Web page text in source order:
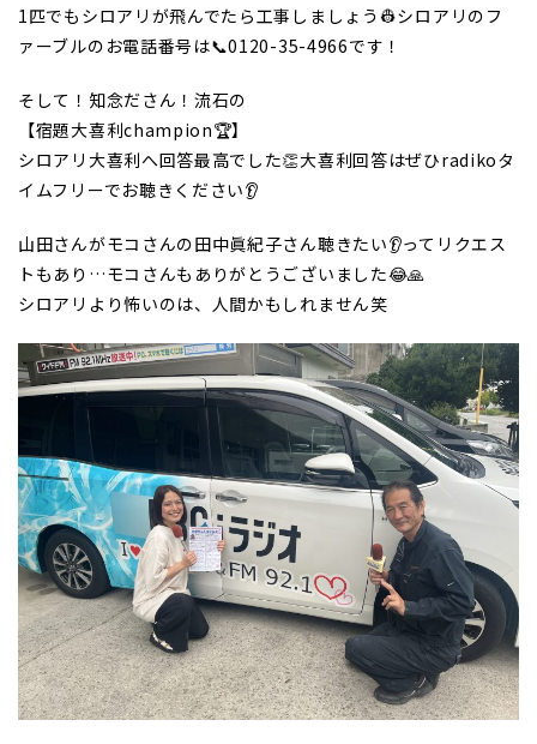
1匹でもシロアリが飛んでたら工事しましょう👷シロアリのフ
ァーブルのお電話番号は📞0120-35-4966です！
そして！知念ださん！流石の
【宿題大喜利champion🏆】
シロアリ大喜利へ回答最高でした👏大喜利回答はぜひradikoタ
イムフリーでお聴きください👂
山田さんがモコさんの田中眞紀子さん聴きたい👂ってリクエス
トもあり…モコさんもありがとうございました😂🙏
シロアリより怖いのは、人間かもしれません笑